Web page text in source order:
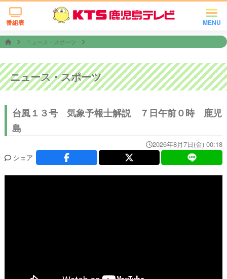
MENU
番組表
ニュース・スポーツ
ニュース・スポーツ
台風１３号 気象予報士解説 ７日午前０時 鹿児
島
2026年8月7日(金) 00:18
シェア